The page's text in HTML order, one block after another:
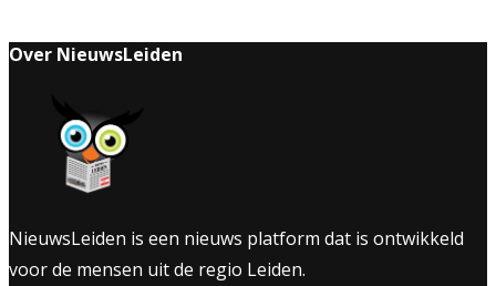
Over NieuwsLeiden
NieuwsLeiden is een nieuws platform dat is ontwikkeld
voor de mensen uit de regio Leiden.